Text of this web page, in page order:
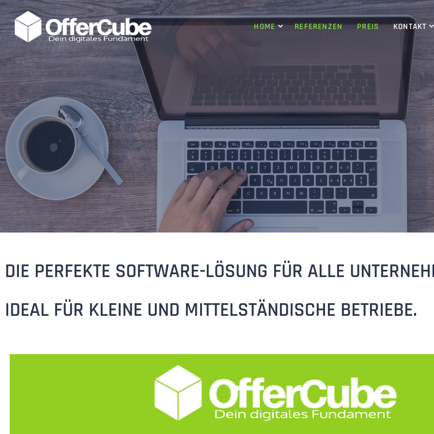
HOME REFERENZEN PREIS KONTAKT
DIE PERFEKTE SOFTWARE-LÖSUNG FÜR ALLE
IDEAL FÜR KLEINE UND MITTELSTÄNDISCHE BETRIEBE.
DIE EINZIGE SOFTWARE,
DIE DEIN UNTERNEHMEN WIRKLICH BRAUCHT